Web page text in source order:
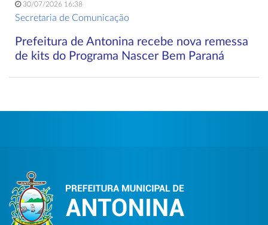
30/07/2026 16:38
Secretaria de Comunicação
Prefeitura de Antonina recebe nova remessa
de kits do Programa Nascer Bem Paraná